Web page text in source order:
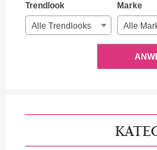
Trendlook
Alle Trendlooks
Marke
Alle